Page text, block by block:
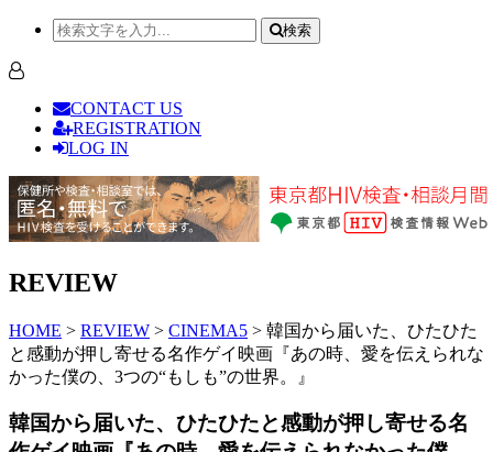
検索
CONTACT US
REGISTRATION
LOG IN
REVIEW
HOME > REVIEW > CINEMA5 > 韓国から届いた、ひたひた
と感動が押し寄せる名作ゲイ映画『あの時、愛を伝えられな
かった僕の、3つの“もしも”の世界。』
韓国から届いた、ひたひたと感動が押し寄せる名